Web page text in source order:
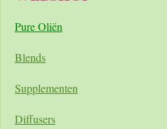
Pure Oliën
Blends
Supplementen
Diffusers